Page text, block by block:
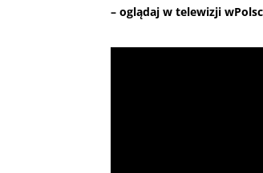
– oglądaj w telewizji